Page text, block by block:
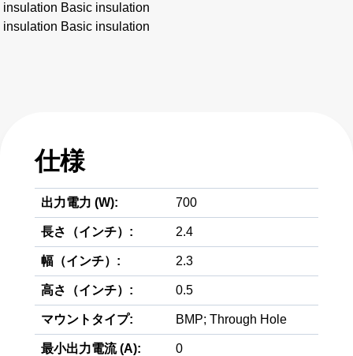
insulation Basic insulation
insulation Basic insulation
仕様
出力電力 (W): 700
長さ（インチ）: 2.4
幅（インチ）: 2.3
高さ（インチ）: 0.5
マウントタイプ: BMP; Through Hole
最小出力電流 (A): 0